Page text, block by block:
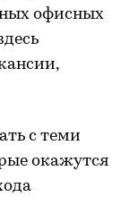
офисных
с теми
окажутся